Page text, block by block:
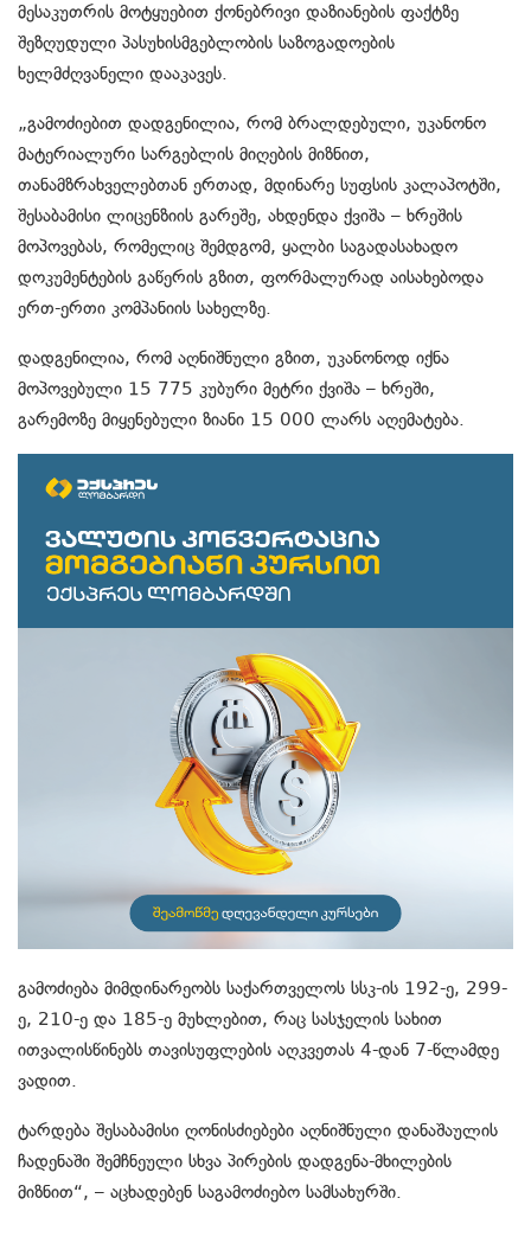
მესაკუთრის მოტყუებით ქონებრივი დაზიანების ფაქტზე
შეზღუდული პასუხისმგებლობის საზოგადოების
ხელმძღვანელი დააკავეს.
„გამოძიებით დადგენილია, რომ ბრალდებული, უკანონო
მატერიალური სარგებლის მიღების მიზნით,
თანამზრახველებთან ერთად, მდინარე სუფსის კალაპოტში,
შესაბამისი ლიცენზიის გარეშე, ახდენდა ქვიშა – ხრეშის
მოპოვებას, რომელიც შემდგომ, ყალბი საგადასახადო
დოკუმენტების გაწერის გზით, ფორმალურად აისახებოდა
ერთ-ერთი კომპანიის სახელზე.
დადგენილია, რომ აღნიშნული გზით, უკანონოდ იქნა
მოპოვებული 15 775 კუბური მეტრი ქვიშა – ხრეში,
გარემოზე მიყენებული ზიანი 15 000 ლარს აღემატება.
გამოძიება მიმდინარეობს საქართველოს სსკ-ის 192-ე, 299-
ე, 210-ე და 185-ე მუხლებით, რაც სასჯელის სახით
ითვალისწინებს თავისუფლების აღკვეთას 4-დან 7-წლამდე
ვადით.
ტარდება შესაბამისი ღონისძიებები აღნიშნული დანაშაულის
ჩადენაში შემჩნეული სხვა პირების დადგენა-მხილების
მიზნით“, – აცხადებენ საგამოძიებო სამსახურში.